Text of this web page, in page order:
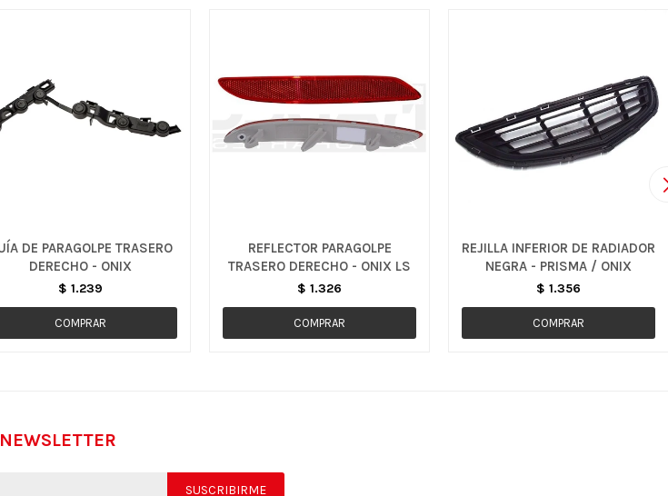
DE PARAGOLPE TRASERO
DERECHO - ONIX
$ 1.239
REFLECTOR PARAGOLPE
TRASERO DERECHO - ONIX LS
$ 1.326
REJILLA INFERIOR DE RADIADOR
NEGRA - PRISMA / ONIX
$ 1.356
NEWSLETTER
SUSCRIBIRME